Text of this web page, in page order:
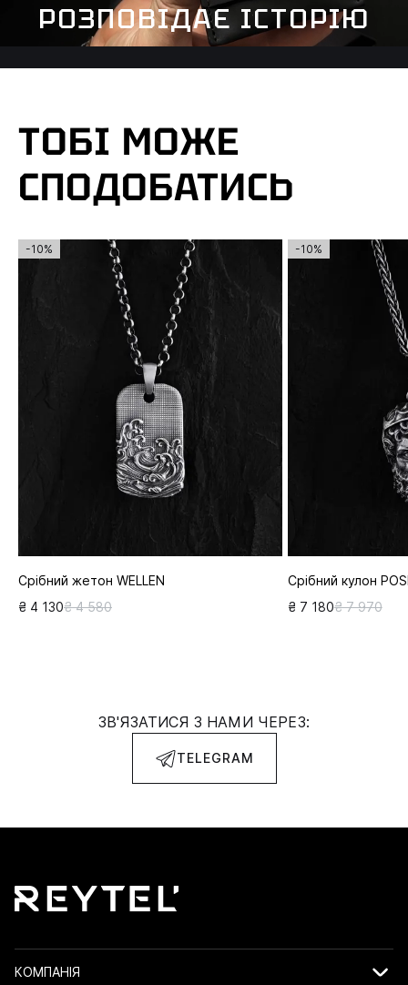
РОЗПОВІДАЄ ІСТОРІЮ
ТОБІ МОЖЕ
СПОДОБАТИСЬ
-10%
Срібний жетон WELLEN
₴ 4 130₴ 4 580
-10%
Срібний кулон
₴ 7 180₴ 7 970
ЗВ'ЯЗАТИСЯ З НАМИ ЧЕРЕЗ:
TELEGRAM
КОМПАНІЯ